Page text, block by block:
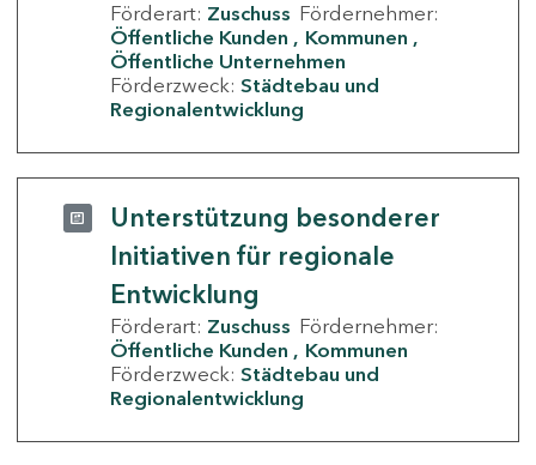
Förderart: Zuschuss Fördernehmer:
Öffentliche Kunden
Kommunen
Öffentliche Unternehmen
Förderzweck: Städtebau und
Regionalentwicklung
Unterstützung besonderer
Initiativen für regionale
Entwicklung
Förderart: Zuschuss Fördernehmer:
Öffentliche Kunden
Kommunen
Förderzweck: Städtebau und
Regionalentwicklung